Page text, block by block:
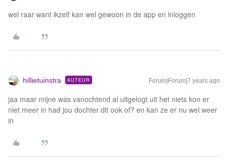
wel raar want ikzelf kan wel gewoon in de app en inloggen
hillietuinstra AUTEUR Forum|Forum|7 years ago
jaa maar mijne was vanochtend al uitgelogt uit het niets kon er
niet meer in had jou dochter dit ook of? en kan ze er nu wel weer
in